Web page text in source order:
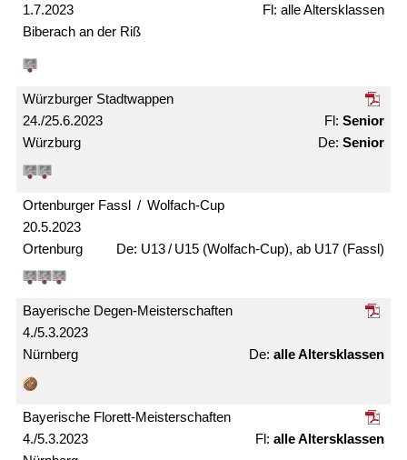
1.7.2023
Biberach an der Riß
alle Alters­klassen
24./25.6.2023
Würzburger Stadtwappen
Würzburg
Senior
Senior
20.5.2023
Ortenburger Fassl / Wolfach-Cup
Ortenburg U13 / U15 (Wolfach-Cup), ab U17 (Fassl)
4./5.3.2023
Bayerische Degen-Meister­schaften
Nürnberg alle Alters­klassen
4./5.3.2023
Bayerische Florett-Meister­schaften
alle Alters­klassen